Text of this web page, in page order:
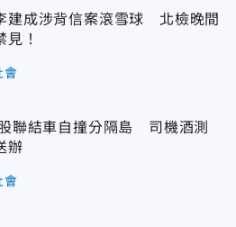
建成涉背信案滾雪球 北檢晚間
見！
會
聯結車自撞分隔島 司機酒測
辦
會